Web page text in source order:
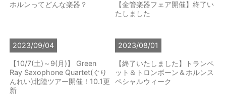
ホルンってどんな楽器？
【金管楽器フェア開催】終了い
たしました
2023/09/04
【10/7(土)～9(月)】 Green
Ray Saxophone Quartet(ぐり
んれい)北陸ツアー開催！10.1更
新
2023/08/01
【終了いたしました】トランペ
ット＆トロンボーン＆ホルンス
ペシャルウィーク